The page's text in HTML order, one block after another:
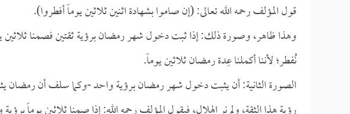
قول المؤلف رحمه الله تعالى: (إن صاموا بشهادة اثنين ثلاثين يوماً أفطروا).
وهذا ظاهر، وصورة ذلك: إذا ثبت دخول شهر رمضان برؤية ثقتين فصمنا ثلاثين
نُفطر؛ لأننا أكملنا عِدة رمضان ثلاثين يوماً.
الصورة الثانية: أن يثبت دخول شهر رمضان برؤية واحد -وكما سلف أن رمضان